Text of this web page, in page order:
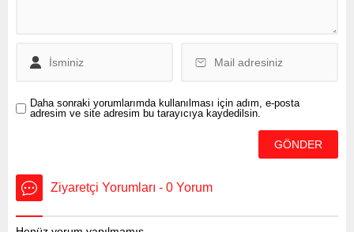
Daha sonraki yorumlarımda kullanılması için adım, e-posta
adresim ve site adresim bu tarayıcıya kaydedilsin.
Ziyaretçi Yorumları - 0 Yorum